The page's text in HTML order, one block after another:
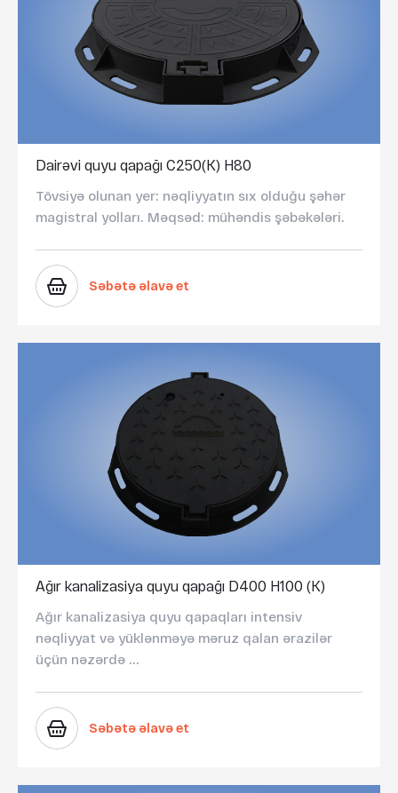
Dairəvi quyu qapağı C250(K) H80
Tövsiyə olunan yer: nəqliyyatın sıx olduğu şəhər
magistral yolları. Məqsəd: mühəndis şəbəkələri.
Səbətə əlavə et
Ağır kanalizasiya quyu qapağı D400 H100 (K)
Ağır kanalizasiya quyu qapaqları intensiv
nəqliyyat və yüklənməyə məruz qalan ərazilər
üçün nəzərdə ...
Səbətə əlavə et